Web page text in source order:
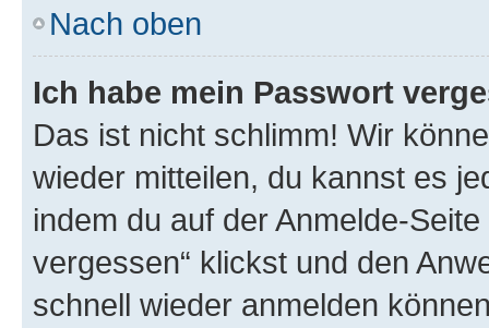
Nach oben
Ich habe mein Passwort
Das ist nicht schlimm! Wir
wieder mitteilen, du kannst es
indem du auf der Anmelde-
vergessen“ klickst und den
schnell wieder anmelden